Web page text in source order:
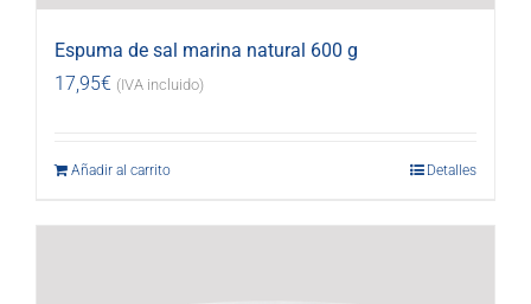
Espuma de sal marina natural 600 g
17,95€ (IVA incluido)
Añadir al carrito Detalles